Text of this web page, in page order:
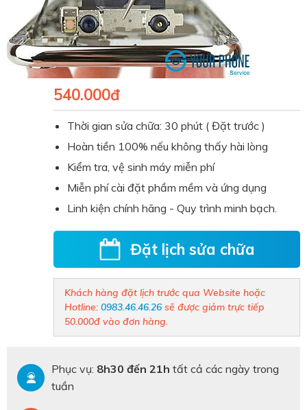
540.000đ
Thời gian sửa chữa: 30 phút ( Đặt trước )
Hoàn tiền 100% nếu không thấy hài lòng
Kiểm tra, vệ sinh máy miễn phí
Miễn phí cài đặt phầm mềm và ứng dụng
Linh kiện chính hãng - Quy trình minh bạch.
Đặt lịch sửa chữa
Khách hàng đặt lịch trước qua Website hoặc
Hotline: 0983.46.46.26 sẽ được giảm trực tiếp
50.000đ vào đơn hàng.
Phục vụ: 8h30 đến 21h tất cả các ngày trong
tuần